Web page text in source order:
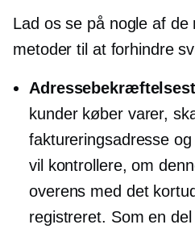
Lad os se på nogle af de
metoder til at forhindre
kunder køber varer,
faktureringsadresse
vil kontrollere, om
overens med det
registreret. Som en del